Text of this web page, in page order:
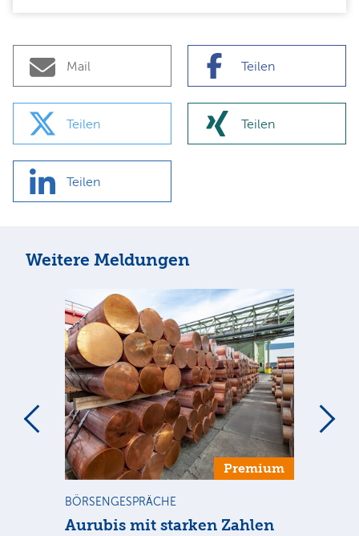
Mail Teilen
Teilen Teilen
Teilen
Weitere Meldungen
Premium
BÖRSENGESPRÄCHE
Aurubis mit starken Zahlen